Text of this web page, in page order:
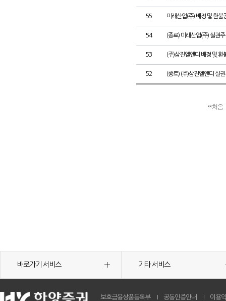
55 미래산업(주) 배정 및 환불
54 (종료) 미래산업(주) 실권
53 (주)삼진엘앤디 배정 및 환
52 (종료) (주)삼진엘앤디 실
처음
바로가기 서비스 기타 서비스
보호금융상품등록부 공동인증안내 이용